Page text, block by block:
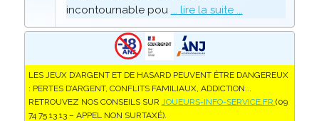
incontournable pou ... lire la suite ...
LES JEUX D’ARGENT ET DE HASARD PEUVENT ÊTRE DANGEREUX
: PERTES D’ARGENT, CONFLITS FAMILIAUX, ADDICTION...
RETROUVEZ NOS CONSEILS SUR JOUEURS-INFO-SERVICE.FR (09
74 75 13 13 – APPEL NON SURTAXÉ).